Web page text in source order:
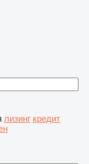
лизинг кредит